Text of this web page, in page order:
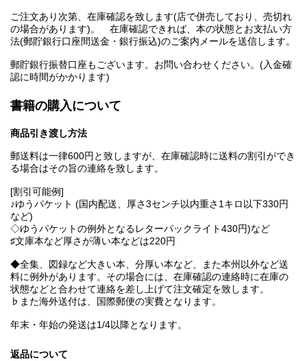
ご注文あり次第、在庫確認を致します(店で併売しており、売切れ
の場合があります)。 在庫確認できれば、本の状態とお支払い方
法(郵貯銀行口座間送金・銀行振込)のご案内メールを送信します。
郵貯銀行振替口座もございます。お問い合わせください。(入金確
認に時間がかかります)
書籍の購入について
商品引き渡し方法
郵送料は一律600円と致しますが、在庫確認時に送料の割引ができ
る場合はその旨の連絡を致します。
[割引可能例]
♪ゆうパケット (国内配送、厚さ3センチ以内重さ1キロ以下330円
など)
◇ゆうパケットの例外となるレターパックライト430円)など
♯文庫本など厚さが薄い本などは220円
◆全集、図録など大きい本、分厚い本など、また本州以外など送
料に例外があります。その場合には、在庫確認の連絡時に在庫の
状態などと合わせて連絡を差し上げて注文確定を致します。
♭また海外送付は、国際郵便の実費となります。
年末・年始の発送は1/4以降となります。
返品について